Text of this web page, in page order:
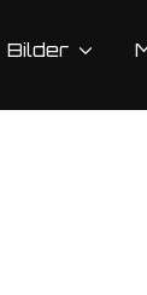
Bilder